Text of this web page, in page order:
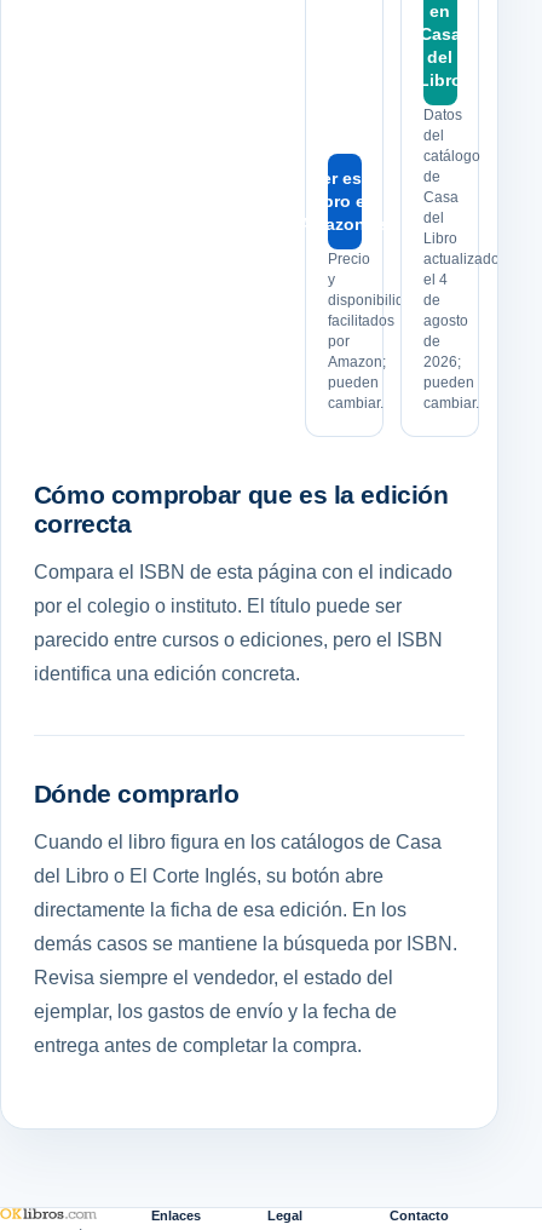
Ver este
libro en
Amazon.es
Precio
y
disponibilidad
facilitados
por
Amazon;
pueden
cambiar.
en
Casa
del
Libro
Datos
del
catálogo
de
Casa
del
Libro
actualizado
el 4
de
agosto
de
2026;
pueden
cambiar.
Cómo comprobar que es la edición
correcta
Compara el ISBN de esta página con el indicado
por el colegio o instituto. El título puede ser
parecido entre cursos o ediciones, pero el ISBN
identifica una edición concreta.
Dónde comprarlo
Cuando el libro figura en los catálogos de Casa
del Libro o El Corte Inglés, su botón abre
directamente la ficha de esa edición. En los
demás casos se mantiene la búsqueda por ISBN.
Revisa siempre el vendedor, el estado del
ejemplar, los gastos de envío y la fecha de
entrega antes de completar la compra.
Enlaces
Legal
Contacto